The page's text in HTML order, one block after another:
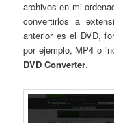
archivos en mi
convertirlos a
anterior es el DVD,
por ejemplo, MP4 o
DVD Converter.